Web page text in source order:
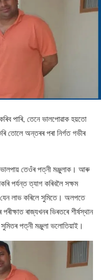
পাৰি, তেনে ভালপোৱাক হয়তো
তোলে অন্তৰৰ পৰা নিৰ্গত গভীৰ
ভালপায় তেওঁৰ পত্নী মঞ্জুলাক। আৰু
পৰ্যন্ত ত্যাগ কৰিবলৈ সক্ষম
লাভ কৰিলে সুমিতে। অলপতে
ৰাজ্যখনৰ ভিৰতৰে শীৰ্ষস্থান
পত্নী মঞ্জুলা ভলোতিয়াই।